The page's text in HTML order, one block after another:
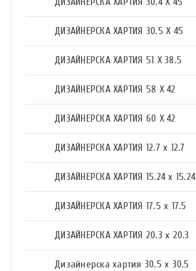
ДИЗАЙНЕРСКА ХАРТИЯ 30.5 X 45
ДИЗАЙНЕРСКА ХАРТИЯ 51 X 38.5
ДИЗАЙНЕРСКА ХАРТИЯ 58 X 42
ДИЗАЙНЕРСКА ХАРТИЯ 60 X 42
ДИЗАЙНЕРСКА ХАРТИЯ 12.7 x 12.7
ДИЗАЙНЕРСКА ХАРТИЯ 15.24 x 15.24
ДИЗАЙНЕРСКА ХАРТИЯ 17.5 х 17.5
ДИЗАЙНЕРСКА ХАРТИЯ 20.3 х 20.3
Дизайнерска хартия 30.5 х 30.5